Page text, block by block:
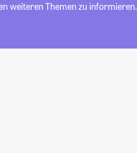
weiteren Themen zu informieren.